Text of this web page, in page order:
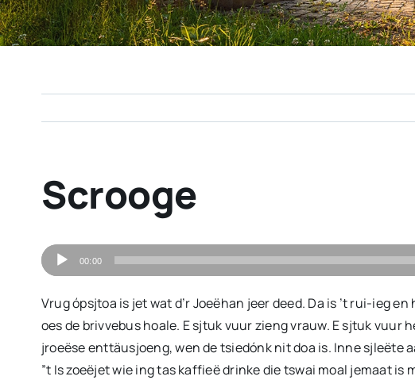
Scrooge
Audiospeler
00:00
Vrug ópsjtoa is jet wat d’r Joeëhan jeer deed. Da is ’t rui-ieg
oes de brivvebus hoale. E sjtuk vuur zieng vrauw. E sjtuk vuur
jroeëse enttäusjoeng, wen de tsiedónk nit doa is. Inne sjleëte
”t Is zoeëjet wie ing tas kaffieë drinke die tswai moal jemaat is